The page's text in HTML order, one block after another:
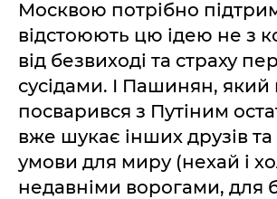
Москвою потрібно
відстоюють цю ідею не з
від безвиході та страху
сусідами. І Пашинян,
посварився з Путіним
вже шукає інших друзів
умови для миру (нехай і
недавніми ворогами, для